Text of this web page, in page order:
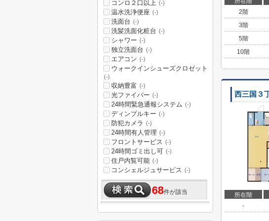
2階
3階
5階
10階
西三国３
所在階
-
コンロ２口以上 (-)
温水洗浄便座 (-)
洗面台 (-)
洗髪洗面化粧台 (-)
シャワー (-)
独立洗面台 (-)
エアコン (-)
ウォークインシューズクロゼット
(-)
収納豊富 (-)
光ファイバー (-)
24時間緊急通報システム (-)
ディンプルキー (-)
防犯カメラ (-)
24時間有人管理 (-)
フロントサービス (-)
24時間ゴミ出し可 (-)
住戸内覧可能 (-)
コンシェルジュサービス (-)
68件が該当